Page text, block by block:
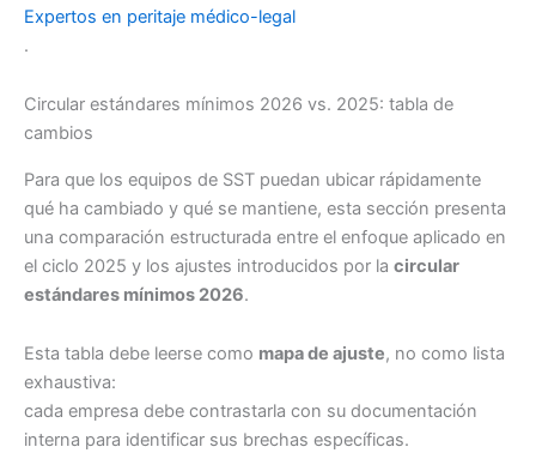
Expertos en peritaje médico-legal
.
Circular estándares mínimos 2026 vs. 2025: tabla de
cambios
Para que los equipos de SST puedan ubicar rápidamente
qué ha cambiado y qué se mantiene, esta sección presenta
una comparación estructurada entre el enfoque aplicado en
el ciclo 2025 y los ajustes introducidos por la circular
estándares mínimos 2026.
Esta tabla debe leerse como mapa de ajuste, no como lista
exhaustiva:
cada empresa debe contrastarla con su documentación
interna para identificar sus brechas específicas.